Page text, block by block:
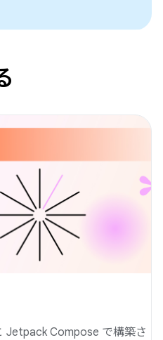
Jetpack Compose で構築さ